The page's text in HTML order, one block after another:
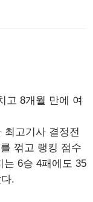
고 8개월 만에 여
최고기사 결정전
꺾고 랭킹 점수
는 6승 4패에도 35
.